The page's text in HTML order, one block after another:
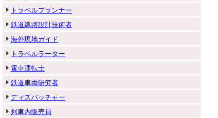
トラベルプランナー
鉄道線路設計技術者
海外現地ガイド
トラベルラーター
電車運転士
鉄道車両研究者
ディスパッチャー
列車内販売員